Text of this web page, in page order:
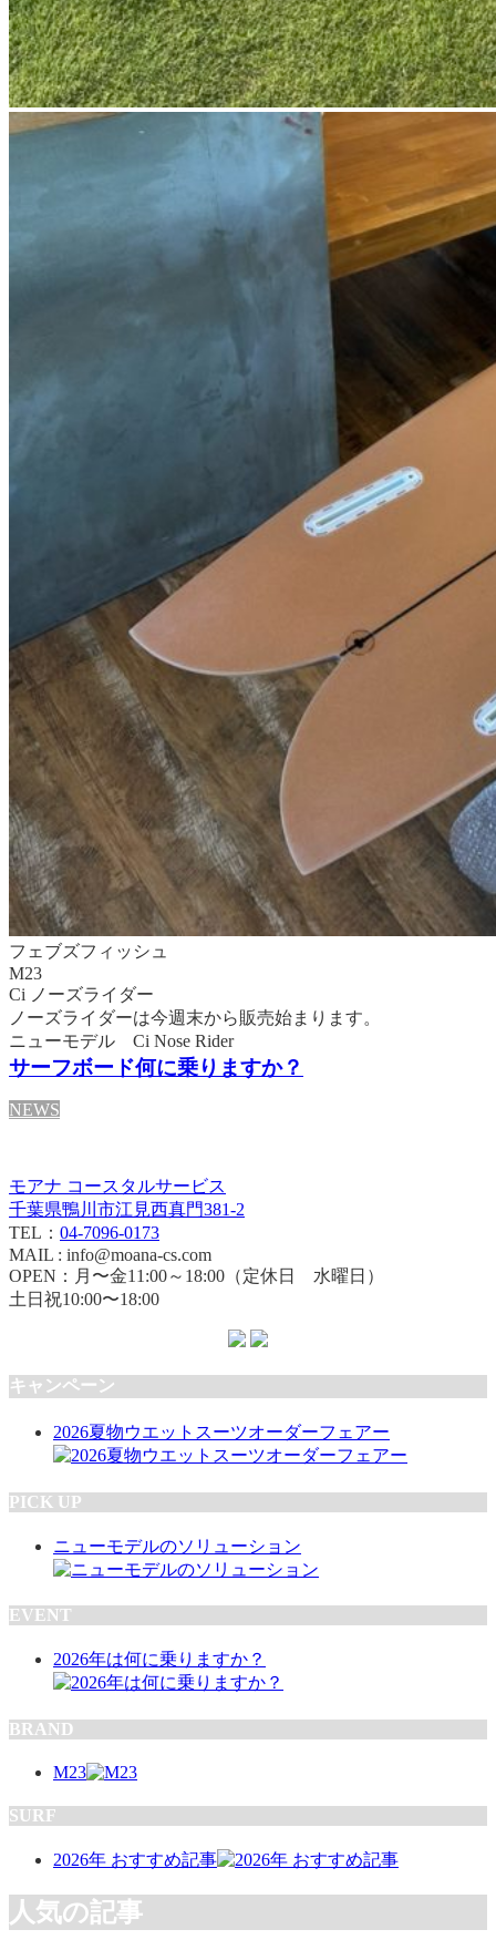
フェブズフィッシュ
M23
Ci ノーズライダー
ノーズライダーは今週末から販売始まります。
ニューモデル Ci Nose Rider
サーフボード何に乗りますか？
NEWS
モアナ コースタルサービス
千葉県鴨川市江見西真門381-2
TEL： 04-7096-0173
MAIL : info@moana-cs.com
OPEN：月〜金11:00～18:00（定休日 水曜日）
土日祝10:00〜18:00
キャンペーン
2026夏物ウエットスーツオーダーフェアー
PICK UP
ニューモデルのソリューション
EVENT
2026年は何に乗りますか？
BRAND
M23
SURF
2026年 おすすめ記事
人気の記事